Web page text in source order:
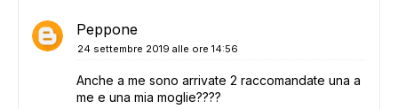
Peppone
24 settembre 2019 alle ore 14:56
Anche a me sono arrivate 2 raccomandate una a
me e una mia moglie????